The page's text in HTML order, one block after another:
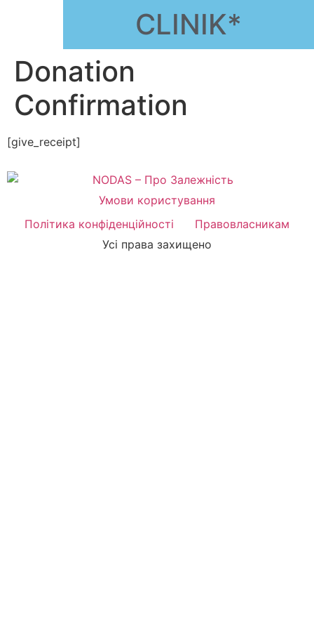
CLINIK*
Donation
Confirmation
[give_receipt]
Умови користування
Політика конфіденційності
Правовласникам
Усі права захищено